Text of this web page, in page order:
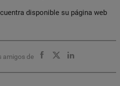
disponible su página web
amigos de